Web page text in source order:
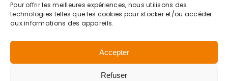
Pour offrir les meilleures expériences, nous utilisons des
technologies telles que les cookies pour stocker et/ou accéder
aux informations des appareils.
Accepter
Refuser
BOIS MARINE